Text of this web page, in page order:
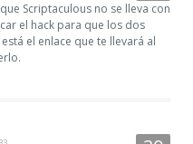
Scriptaculous no se lleva con
el hack para que los dos
el enlace que te llevará al